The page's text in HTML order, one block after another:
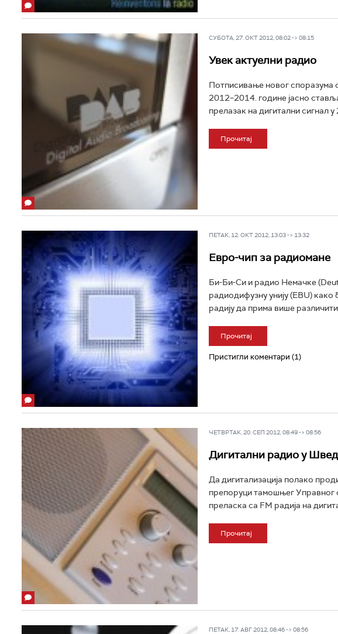
СУБОТА, 27. ОКТ 2012, 08:02 -> 08:15
Увек актуелни радио
Потписивање новог споразума
2012–2014. године јасно
прелазак на дигитални сигнал у
Прочитај
ПЕТАК, 12. ОКТ 2012, 13:03 -> 13:32
Евро-чип за радиомане
Би-Би-Си и радио Немачке
радиодифузну унију (EBU) како
радију да прима више
Прочитај
Пристигли коментари (1)
ЧЕТВРТАК, 20. СЕП 2012, 08:49 -> 08:56
Дигитални радио у
Да дигитализација полако
препоруци тамошњег Управног
преласка са FM радија на
Прочитај
ПЕТАК, 17. АВГ 2012, 08:46 -> 08:56